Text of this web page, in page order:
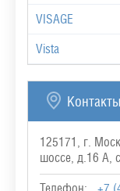
VISAGE
Vista
Контакты
125171, г.
шоссе, д.16 А,